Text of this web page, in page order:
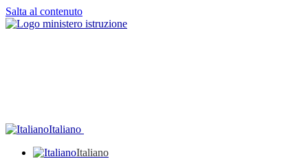
Salta al contenuto
Italiano
Italiano